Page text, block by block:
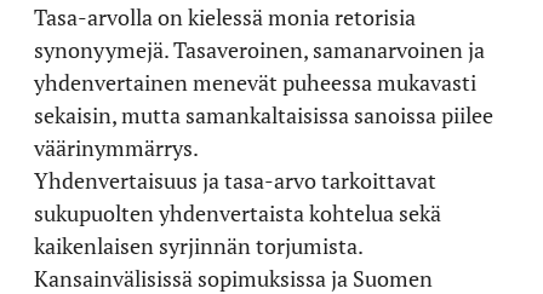
Tasa-arvolla on kielessä monia retorisia
synonyymejä. Tasaveroinen, samanarvoinen ja
yhdenvertainen menevät puheessa mukavasti
sekaisin, mutta samankaltaisissa sanoissa piilee
väärinymmärrys.
Yhdenvertaisuus ja tasa-arvo tarkoittavat
sukupuolten yhdenvertaista kohtelua sekä
kaikenlaisen syrjinnän torjumista.
Kansainvälisissä sopimuksissa ja Suomen